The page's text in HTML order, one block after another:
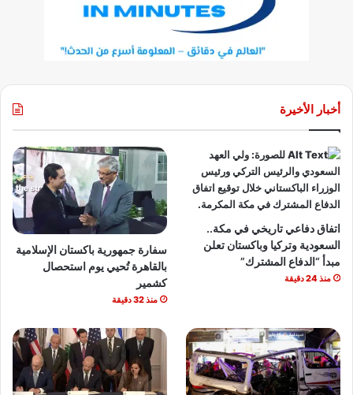
أخبار الأخيرة
اتفاق دفاعي تاريخي في مكة..
السعودية وتركيا وباكستان تعلن
مبدأ “الدفاع المشترك”
منذ 24 دقيقة
سفارة جمهورية باكستان الإسلامية
بالقاهرة تُحيي يوم استحصال
كشمير
منذ 32 دقيقة